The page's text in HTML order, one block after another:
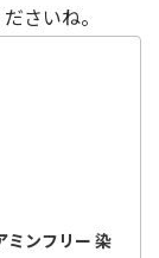
さいね。
ミンフリー 染